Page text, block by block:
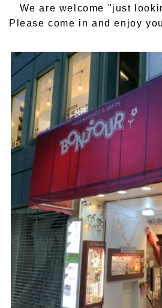
We are welcome "just
Please come in and enjoy